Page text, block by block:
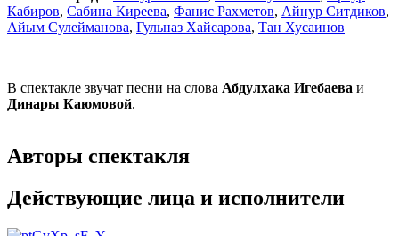
Кабиров, Сабина Киреева, Фанис Рахметов, Айнур Ситдиков,
Айым Сулейманова, Гульназ Хайсарова, Тан Хусаинов
В спектакле звучат песни на слова Абдулхака Игебаева и
Динары Каюмовой.
Авторы спектакля
Действующие лица и исполнители